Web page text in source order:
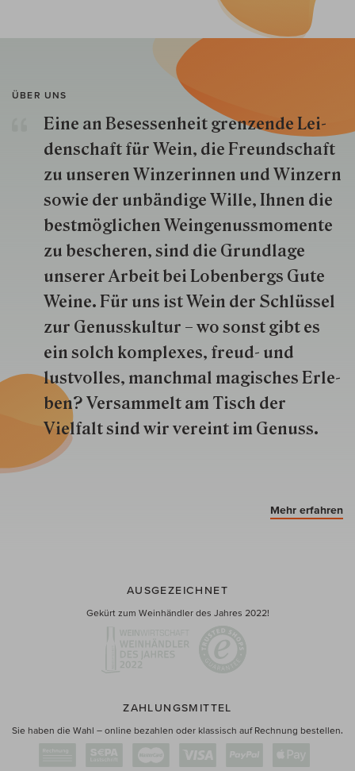
ÜBER UNS
Eine an Besessenheit gren­zende Lei­
den­schaft für Wein, die Freund­schaft
zu unseren Win­zer­innen und Win­zern
so­wie der un­bän­dige Wille, Ihnen die
best­mög­lich­en Wein­genuss­momente
zu besche­ren, sind die Grund­lage
unserer Arbeit bei Lobenbergs Gute
Weine. Für uns ist Wein der Schlüs­sel
zur Genuss­kultur – wo sonst gibt es
ein solch kom­plexes, freud- und
lustvolles, manchmal ma­gisch­es Er­le­
ben? Versammelt am Tisch der
Vielfalt sind wir ver­eint im Genuss.
Mehr erfahren
AUSGEZEICHNET
Gekürt zum Weinhändler des Jahres 2022!
ZAHLUNGSMITTEL
Sie haben die Wahl – online bezahlen oder klassisch auf Rechnung bestellen.